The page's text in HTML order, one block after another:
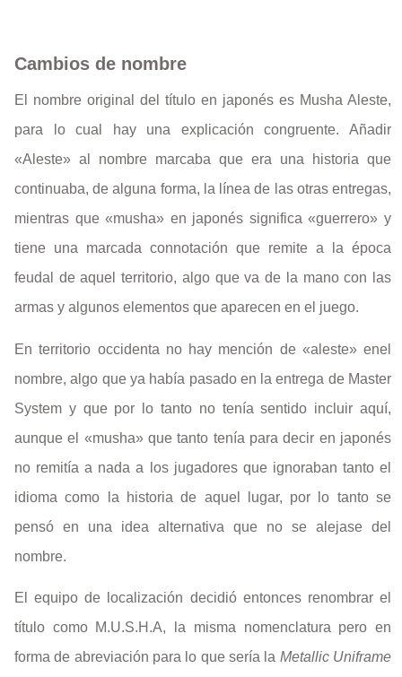
Cambios de nombre
El nombre original del título en japonés es Musha Aleste,
para lo cual hay una explicación congruente. Añadir
«Aleste» al nombre marcaba que era una historia que
continuaba, de alguna forma, la línea de las otras entregas,
mientras que «musha» en japonés significa «guerrero» y
tiene una marcada connotación que remite a la época
feudal de aquel territorio, algo que va de la mano con las
armas y algunos elementos que aparecen en el juego.
En territorio occidenta no hay mención de «aleste» enel
nombre, algo que ya había pasado en la entrega de Master
System y que por lo tanto no tenía sentido incluir aquí,
aunque el «musha» que tanto tenía para decir en japonés
no remitía a nada a los jugadores que ignoraban tanto el
idioma como la historia de aquel lugar, por lo tanto se
pensó en una idea alternativa que no se alejase del
nombre.
El equipo de localización decidió entonces renombrar el
título como M.U.S.H.A, la misma nomenclatura pero en
forma de abreviación para lo que sería la Metallic Uniframe